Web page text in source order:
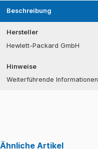
Beschreibung
Hersteller
Hewlett-Packard GmbH
Hinweise
Weiterführende Informationen
Ähnliche Artikel